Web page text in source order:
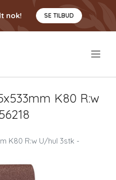
nok! SE TILBUD
K80 R:w
K80 R:w U/hul 3stk -